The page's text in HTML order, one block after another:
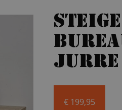
Jurre
€ 199,95